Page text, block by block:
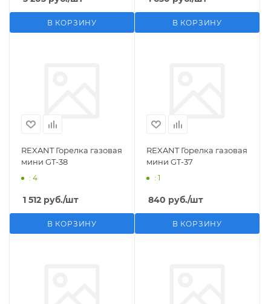
В КОРЗИНУ В КОРЗИНУ
REXANT Горелка газовая
мини GT-38
: 4
1 512 руб./шт
В КОРЗИНУ
REXANT Горелка газовая
мини GT-37
: 1
840 руб./шт
В КОРЗИНУ